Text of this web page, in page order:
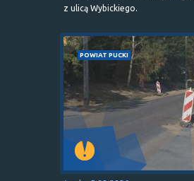
z ulicą Wybickiego.
POWIAT PUCKI